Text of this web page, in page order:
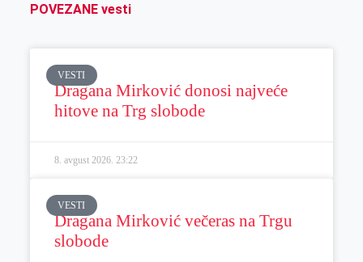
POVEZANE vesti
VESTI
Dragana Mirković donosi najveće
hitove na Trg slobode
8. avgust 2026. 23:22
VESTI
Dragana Mirković večeras na Trgu
slobode